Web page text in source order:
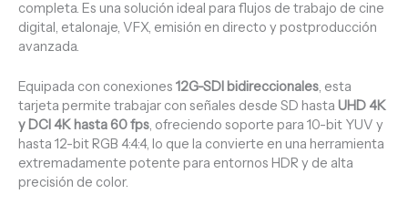
completa. Es una solución ideal para flujos de trabajo de cine
digital, etalonaje, VFX, emisión en directo y postproducción
avanzada.
Equipada con conexiones 12G-SDI bidireccionales, esta
tarjeta permite trabajar con señales desde SD hasta UHD 4K
y DCI 4K hasta 60 fps, ofreciendo soporte para 10-bit YUV y
hasta 12-bit RGB 4:4:4, lo que la convierte en una herramienta
extremadamente potente para entornos HDR y de alta
precisión de color.